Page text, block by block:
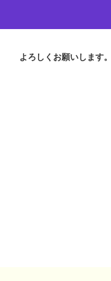
よろしくお願いします。